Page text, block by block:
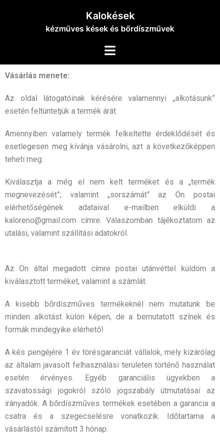
Kalokések
kézműves kések és bőrdíszművek
Vásárlás menete:
Az oldal látogatóinak kérésére valamennyi „alkotásunk”
esetén feltüntetjük a termék árát.
Amennyiben valamely termék felkeltette érdeklődését és
esetlegesen meg kívánja vásárolni, azt a következőképpen
teheti meg:
Kiválasztja a még el nem kelt terméket és a „termék
megnevezését”, valamint „sorszámát” az Ön postai
elérhetőségének adataival e-mailben elküldi a
kaloreno@gmail.com címre. Válaszomban tájékoztatom az
utalási, valamint szállítási adatokról.
Az Ön által megadott címre postai utánvéttel küldöm a
kiválasztott terméket, valamint a számlát.
A kisebb bőrdíszműves termékeknél nem mutatunk be
minden alkotást külön képen, de a bemutatott színek és
formák mindegyike elérhető!
A kés pengéjére 1 év törésgaranciát vállalok, mely kizárólag
az általam javasolt felhasználási területentörténő használat
esetén érvényes. Egyéb garanciális ügyekben a
szavatossági jogokról szóló jogszabály útmutatásai az
irányadók. A bőrdíszműves termékek esetében a garancia a
csatra és a szegecselésre vonatkozik. Időtartama a
vásárlástól számított 3 hónap.